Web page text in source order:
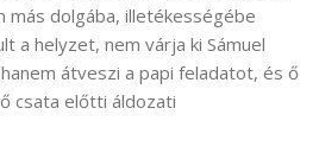
más dolgába, illetékességébe
a helyzet, nem várja ki Sámuel
átveszi a papi feladatot, és ő
csata előtti áldozati